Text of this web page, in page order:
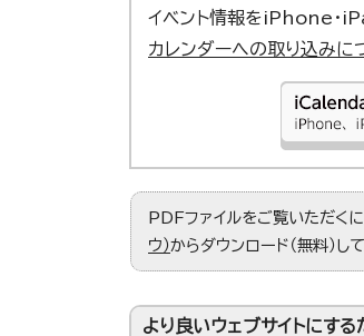
イベント情報をiPhone・
カレンダーへの取り込みに
PDFファイルをご覧いただ
ウ）からダウンロード（無料）し
より良いウェブサイトにす